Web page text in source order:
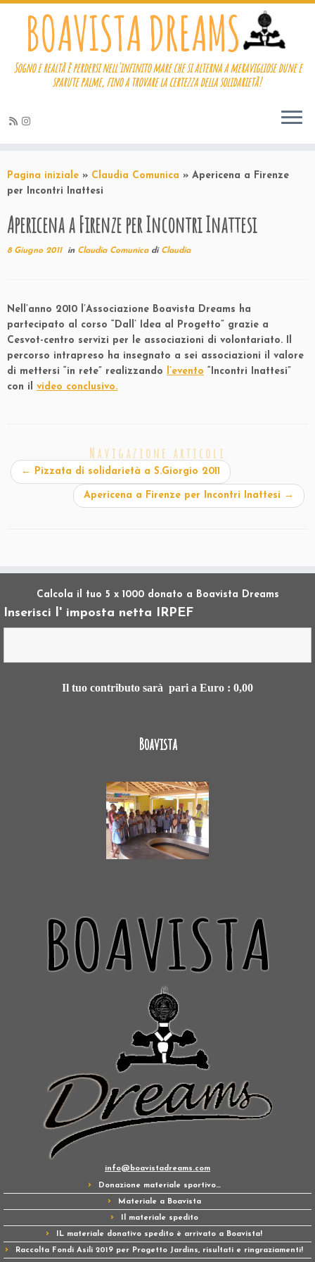
al
contenuto
Sogno e realtà è perdersi nell'infinito mare che si alterna a meravigliose dune e
sparute palme, fino a trovare la certezza della solidarietà!
Pagina iniziale » Claudia Comunica » Apericena a Firenze
per Incontri Inattesi
Apericena a Firenze per Incontri Inattesi
8 Giugno 2011in Claudia Comunica di Claudia
Nell’anno 2010 l’Associazione Boavista Dreams ha
partecipato al corso “Dall’ Idea al Progetto” grazie a
Cesvot-centro servizi per le associazioni di volontariato. Il
percorso intrapreso ha insegnato a sei associazioni il valore
di mettersi “in rete” realizzando l’evento “Incontri Inattesi”
con il video conclusivo.
Navigazione articoli
← Pizzata di solidarietà a S.Giorgio 2011
Apericena a Firenze per Incontri Inattesi →
Calcola il tuo 5 x 1000 donato a Boavista Dreams
Inserisci l' imposta netta IRPEF
Il tuo contributo sarà pari a Euro : 0,00
Boavista
info@boavistadreams.com
Donazione materiale sportivo…
Materiale a Boavista
Il materiale spedito
IL materiale donativo spedito è arrivato a Boavista!
Raccolta Fondi Asili 2019 per Progetto Jardins, risultati e ringraziamenti!